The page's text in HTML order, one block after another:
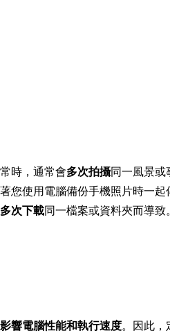
時，通常會多次拍攝同一風景或
您使用電腦備份手機照片時一起
多次下載 同一檔案或資料夾而導致
影響電腦性能和執行速度。因此，